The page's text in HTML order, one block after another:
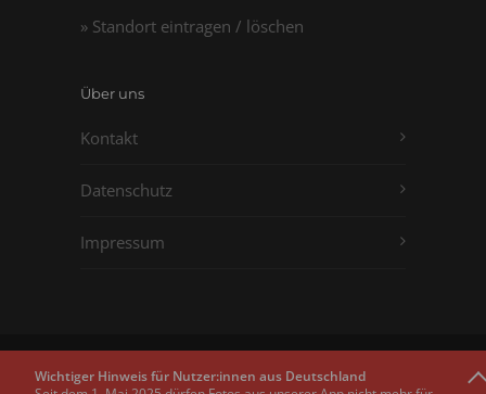
» Standort eintragen / löschen
Über uns
Kontakt
Datenschutz
Impressum
Copyright © 2011 - 2026
Wichtiger Hinweis für Nutzer:innen aus Deutschland